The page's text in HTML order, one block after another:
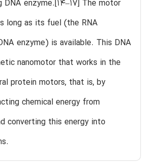
DNA enzyme.[14–17] The motor
long as its fuel (the RNA
enzyme) is available. This DNA
nanomotor that works in the
protein motors, that is, by
chemical energy from
converting this energy into